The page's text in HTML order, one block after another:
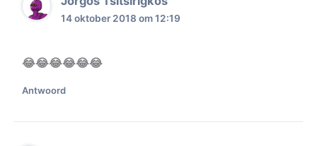
14 oktober 2018 om 12:19
😂😂😂😂😂😂
Antwoord